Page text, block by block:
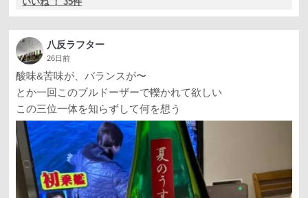
八反ラフター
26日前
酸味&苦味が、バランスが〜
とか一回このブルドーザーで轢かれて欲しい
この三位一体を知らずして何を想う